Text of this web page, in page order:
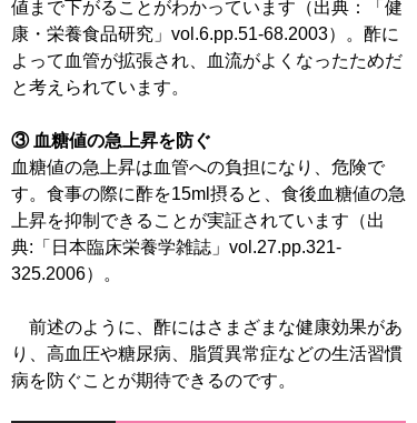
値まで下がることがわかっています（出典：「健
康・栄養食品研究」vol.6.pp.51-68.2003）。酢に
よって血管が拡張され、血流がよくなったためだ
と考えられています。
③ 血糖値の急上昇を防ぐ
血糖値の急上昇は血管への負担になり、危険で
す。食事の際に酢を15ml摂ると、食後血糖値の急
上昇を抑制できることが実証されています（出
典:「日本臨床栄養学雑誌」vol.27.pp.321-
325.2006）。
前述のように、酢にはさまざまな健康効果があ
り、高血圧や糖尿病、脂質異常症などの生活習慣
病を防ぐことが期待できるのです。